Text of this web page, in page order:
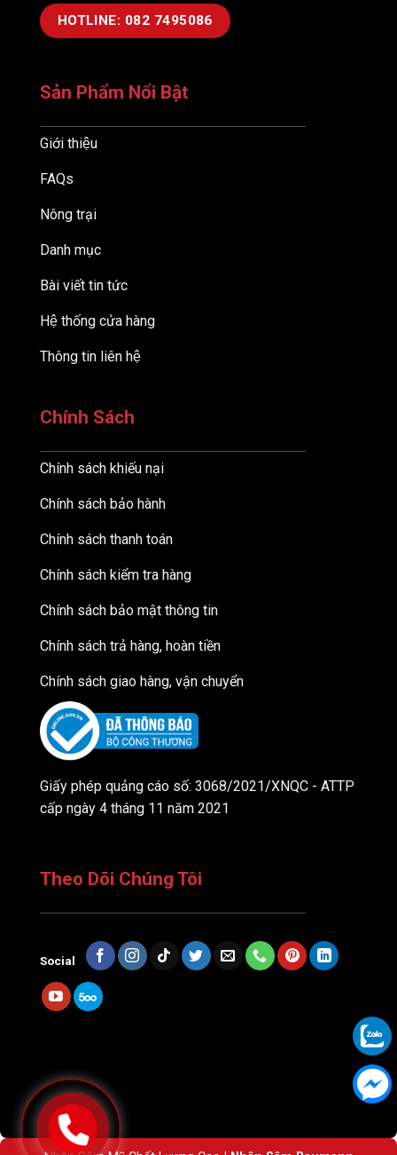
HOTLINE: 082 7495086
Sản Phẩm Nổi Bật
Giới thiệu
FAQs
Nông trại
Danh mục
Bài viết tin tức
Hệ thống cửa hàng
Thông tin liên hệ
Chính Sách
Chính sách khiếu nại
Chính sách bảo hành
Chính sách thanh toán
Chính sách kiểm tra hàng
Chính sách bảo mật thông tin
Chính sách trả hàng, hoàn tiền
Chính sách giao hàng, vận chuyển
Giấy phép quảng cáo số: 3068/2021/XNQC - ATTP
cấp ngày 4 tháng 11 năm 2021
Theo Dõi Chúng Tôi
Social